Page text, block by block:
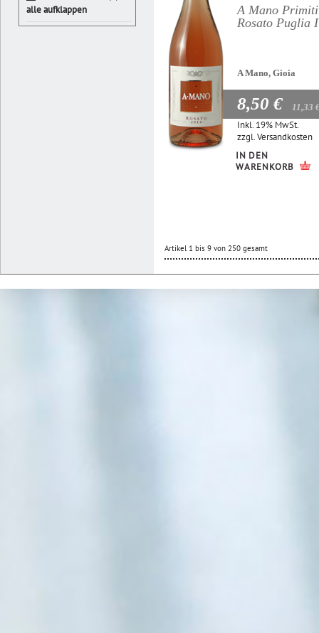
A Mano
Rosato Puglia
A Mano, Gioia
8,50 € 11,33
Inkl. 19% MwSt.
zzgl.Versandkosten
IN DEN
WARENKORB
Artikel 1 bis 9 von 250 gesamt
alle aufklappen